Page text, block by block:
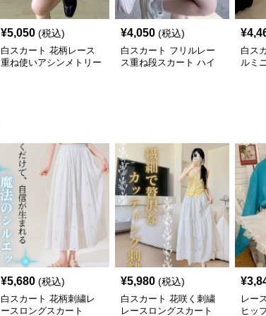
¥5,050 (税込)
白スカート 花柄レース
重ね使いアシンメトリー
¥4,050 (税込)
白スカート フリルレー
ス重ね段スカート ハイ
¥
白ス
ルミ
¥5,680 (税込)
白スカート 花柄刺繍レ
ースロングスカート
¥5,980 (税込)
白スカート 花咲く刺繍
レースロングスカート
¥
レー
ヒッ